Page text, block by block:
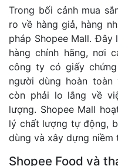
Trong bối cảnh mua
ro về hàng giả, hàng
pháp Shopee Mall.
hàng chính hãng, nơi
công ty có giấy
người dùng hoàn toàn
còn phải lo lắng về
lượng. Shopee Mall
lý chất lượng tự động,
dùng và xây dựng niềm
Shopee Food và